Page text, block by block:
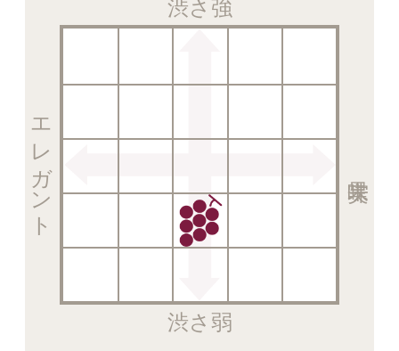
渋さ強
渋さ弱
エレガント